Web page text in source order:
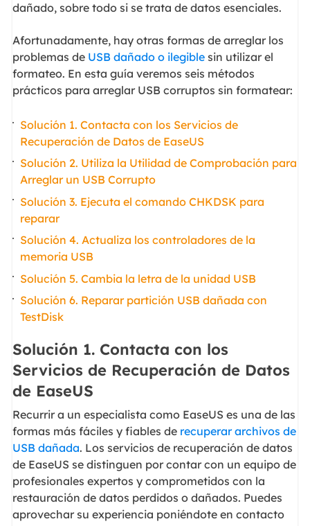
dañado, sobre todo si se trata de datos esenciales.
Afortunadamente, hay otras formas de arreglar los
problemas de USB dañado o ilegiblesin utilizar el
formateo. En esta guía veremos seis métodos
prácticos para arreglar USB corruptos sin formatear:
Solución 1. Contacta con los Servicios de
Recuperación de Datos de EaseUS
Solución 2. Utiliza la Utilidad de Comprobación para
Arreglar un USB Corrupto
Solución 3. Ejecuta el comando CHKDSK para
reparar
Solución 4. Actualiza los controladores de la
memoria USB
Solución 5. Cambia la letra de la unidad USB
Solución 6. Reparar partición USB dañada con
TestDisk
Solución 1. Contacta con los
Servicios de Recuperación de Datos
de EaseUS
Recurrir a un especialista como EaseUS es una de las
formas más fáciles y fiables de recuperar archivos de
USB dañada. Los servicios de recuperación de datos
de EaseUS se distinguen por contar con un equipo de
profesionales expertos y comprometidos con la
restauración de datos perdidos o dañados. Puedes
aprovechar su experiencia poniéndote en contacto